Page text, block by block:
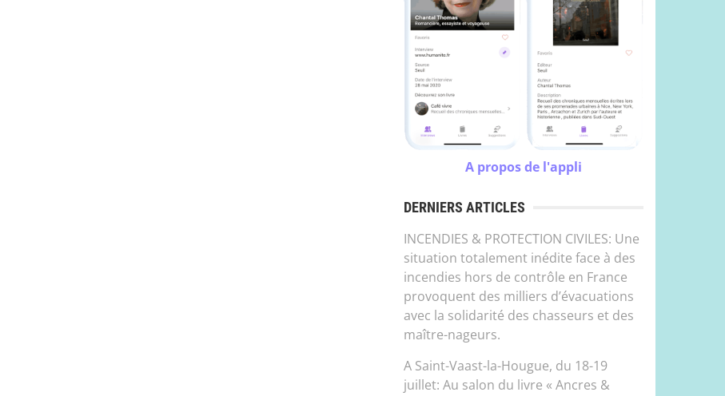
A propos de l'appli
DERNIERS ARTICLES
INCENDIES & PROTECTION CIVILES: Une
situation totalement inédite face à des
incendies hors de contrôle en France
provoquent des milliers d’évacuations
avec la solidarité des chasseurs et des
maître-nageurs.
A Saint-Vaast-la-Hougue, du 18-19
juillet: Au salon du livre « Ancres &